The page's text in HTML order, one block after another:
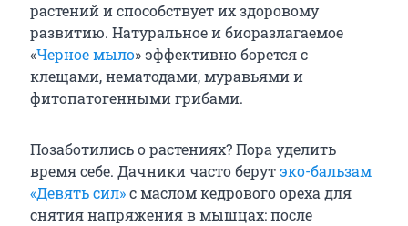
растений и способствует их здоровому
развитию. Натуральное и биоразлагаемое
«Черное мыло» эффективно борется с
клещами, нематодами, муравьями и
фитопатогенными грибами.
Позаботились о растениях? Пора уделить
время себе. Дачники часто берутэко-бальзам
«Девять сил»с маслом кедрового ореха для
снятия напряжения в мышцах: после